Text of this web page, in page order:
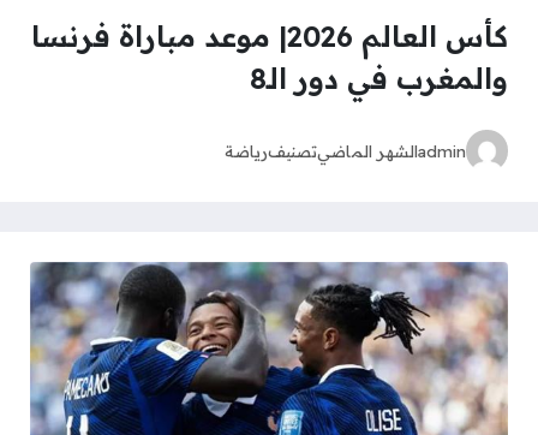
كأس العالم 2026| موعد مباراة فرنسا
والمغرب في دور الـ8
adminالشهر الماضيتصنيفرياضة